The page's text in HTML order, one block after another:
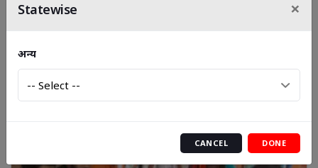
Statewise ×
अन्य
CANCEL DONE